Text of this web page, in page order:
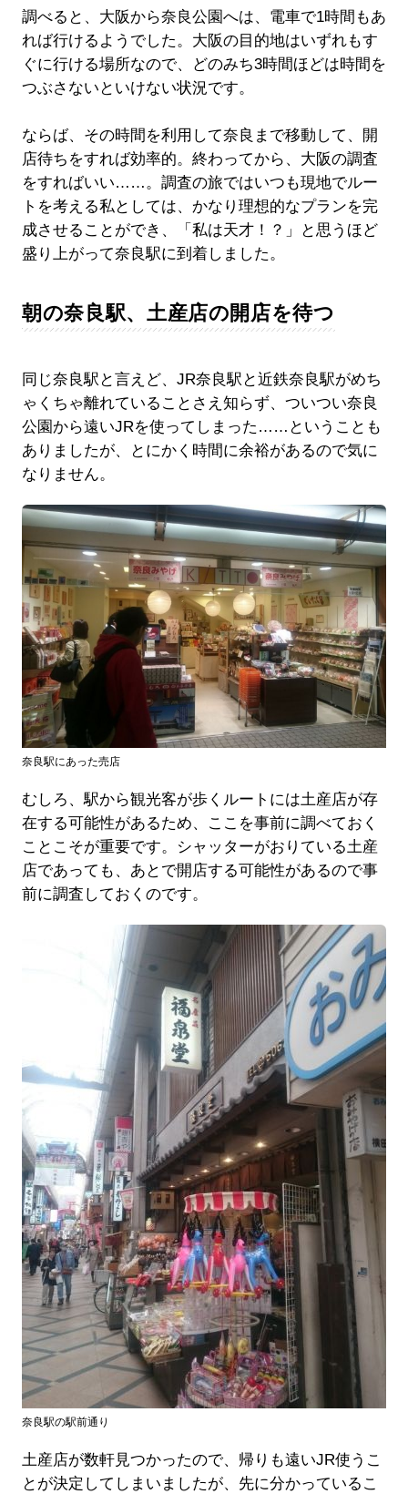
調べると、大阪から奈良公園へは、電車で1時間もあ
れば行けるようでした。大阪の目的地はいずれもす
ぐに行ける場所なので、どのみち3時間ほどは時間を
つぶさないといけない状況です。
ならば、その時間を利用して奈良まで移動して、開
店待ちをすれば効率的。終わってから、大阪の調査
をすればいい……。調査の旅ではいつも現地でルー
トを考える私としては、かなり理想的なプランを完
成させることができ、「私は天才！？」と思うほど
盛り上がって奈良駅に到着しました。
朝の奈良駅、土産店の開店を待つ
同じ奈良駅と言えど、JR奈良駅と近鉄奈良駅がめち
ゃくちゃ離れていることさえ知らず、ついつい奈良
公園から遠いJRを使ってしまった……ということも
ありましたが、とにかく時間に余裕があるので気に
なりません。
奈良駅にあった売店
むしろ、駅から観光客が歩くルートには土産店が存
在する可能性があるため、ここを事前に調べておく
ことこそが重要です。シャッターがおりている土産
店であっても、あとで開店する可能性があるので事
前に調査しておくのです。
奈良駅の駅前通り
土産店が数軒見つかったので、帰りも遠いJR使うこ
とが決定してしまいましたが、先に分かっているこ